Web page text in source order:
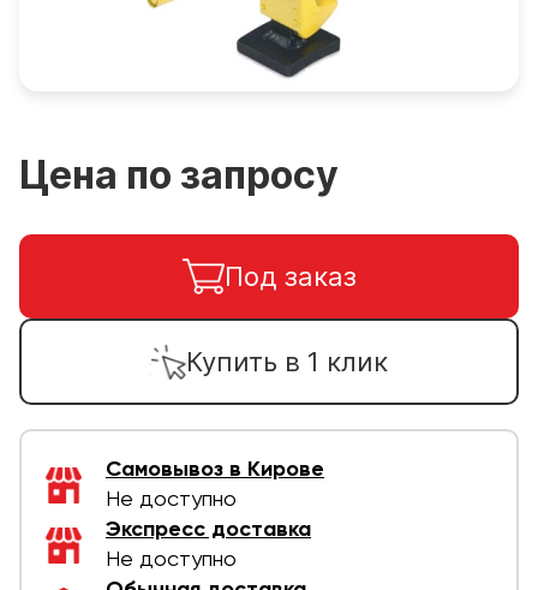
Цена по запросу
Под заказ
Купить в 1 клик
Самовывоз в Кирове
Не доступно
Экспресс доставка
Не доступно